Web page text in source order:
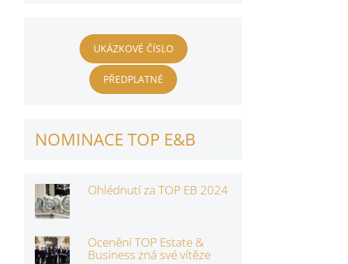
UKÁZKOVÉ ČÍSLO
PŘEDPLATNÉ
NOMINACE TOP E&B
Ohlédnutí za TOP EB 2024
Ocenění TOP Estate &
Business zná své vítěze